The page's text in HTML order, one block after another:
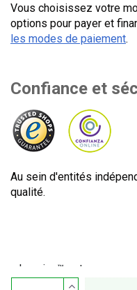
Vous choisissez votre
options pour payer et
les modes de paiement.
Confiance et
Au sein d'entités
qualité.
Lecuine™ est une
Projects S.L. ©